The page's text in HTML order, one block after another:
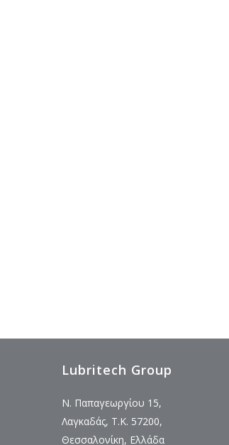
Lubritech Group
Ν. Παπαγεωργίου 15,
Λαγκαδάς, Τ.Κ. 57200,
Θεσσαλονίκη, Ελλάδα